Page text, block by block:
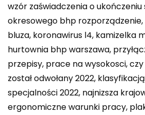
wzór zaświadczenia o ukończeniu
okresowego bhp
bluza, koronawirus l4, kamizelka
hurtownia bhp warszawa,
przepisy, prace na wysokosci,
został odwołany 2022,
specjalności 2022, najnizsza
ergonomiczne warunki pracy,